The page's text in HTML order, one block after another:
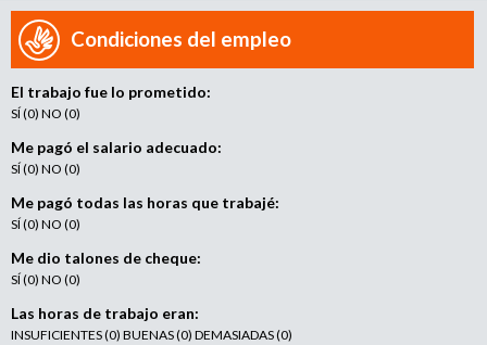
a
m
e
n
o
Condiciones del empleo
El trabajo fue lo prometido:
SÍ (0) NO (0)
Me pagó el salario adecuado:
SÍ (0) NO (0)
Me pagó todas las horas que trabajé:
SÍ (0) NO (0)
Me dio talones de cheque:
SÍ (0) NO (0)
Las horas de trabajo eran:
INSUFICIENTES (0) BUENAS (0) DEMASIADAS (0)